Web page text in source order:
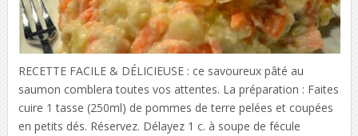
RECETTE FACILE & DÉLICIEUSE : ce savoureux pâté au
saumon comblera toutes vos attentes. La préparation : Faites
cuire 1 tasse (250ml) de pommes de terre pelées et coupées
en petits dés. Réservez. Délayez 1 c. à soupe de fécule